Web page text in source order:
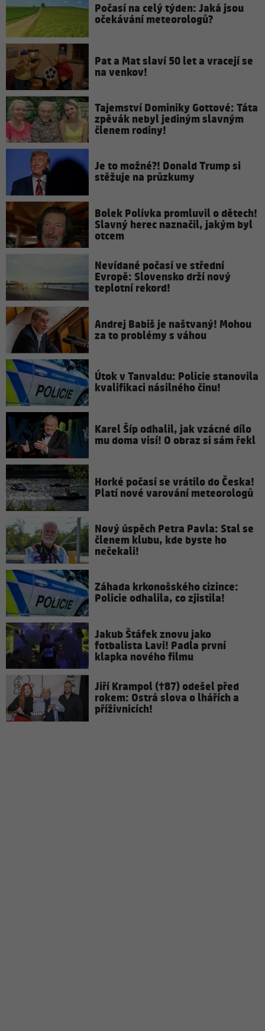
Počasí na celý týden: Jaká jsou
očekávání meteorologů?
Pat a Mat slaví 50 let a vracejí se
na venkov!
Tajemství Dominiky Gottové: Táta
zpěvák nebyl jediným slavným
členem rodiny!
Je to možné?! Donald Trump si
stěžuje na průzkumy
Bolek Polívka promluvil o dětech!
Slavný herec naznačil, jakým byl
otcem
Nevídané počasí ve střední
Evropě: Slovensko drží nový
teplotní rekord!
Andrej Babiš je naštvaný! Mohou
za to problémy s váhou
Útok v Tanvaldu: Policie stanovila
kvalifikaci násilného činu!
Karel Šíp odhalil, jak vzácné dílo
mu doma visí! O obraz si sám řekl
Horké počasí se vrátilo do Česka!
Platí nové varování meteorologů
Nový úspěch Petra Pavla: Stal se
členem klubu, kde byste ho
nečekali!
Záhada krkonošského cizince:
Policie odhalila, co zjistila!
Jakub Štáfek znovu jako
fotbalista Lavi! Padla první
klapka nového filmu
Jiří Krampol (†87) odešel před
rokem: Ostrá slova o lhářích a
příživnicích!